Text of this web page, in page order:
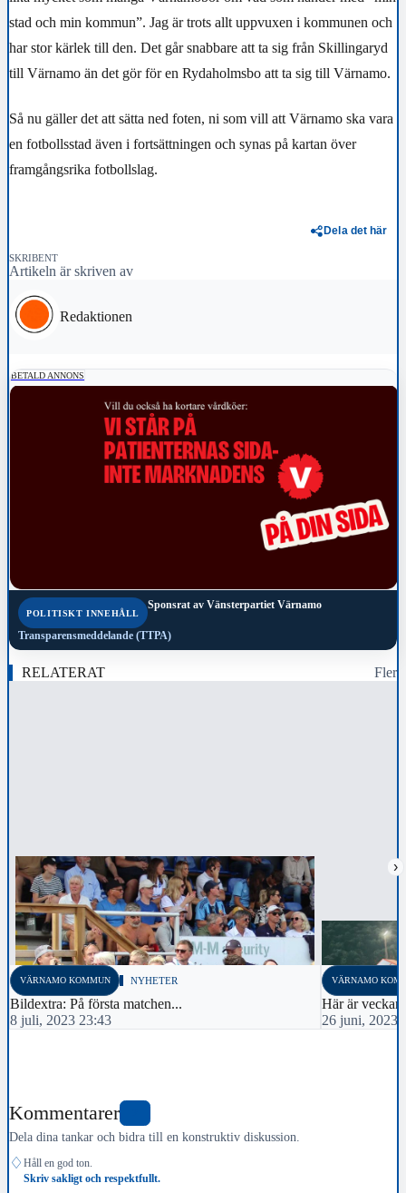
stad och min kommun”. Jag är trots allt uppvuxen i kommunen och
har stor kärlek till den. Det går snabbare att ta sig från Skillingaryd
till Värnamo än det gör för en Rydaholmsbo att ta sig till Värnamo.
Så nu gäller det att sätta ned foten, ni som vill att Värnamo ska vara
en fotbollsstad även i fortsättningen och synas på kartan över
framgångsrika fotbollslag.
Dela det här
SKRIBENT
Artikeln är skriven av
Redaktionen
BETALD ANNONS
POLITISKT INNEHÅLL
Sponsrat av Vänsterpartiet Värnamo
Transparensmeddelande (TTPA)
RELATERAT Fler
›
VÄRNAMO KOMMUN NYHETER
Bildextra: På första matchen...
8 juli, 2023 23:43
VÄRNAMO
Här är
26 juni, 2023
Kommentarer
Dela dina tankar och bidra till en konstruktiv diskussion.
♢ Håll en god ton.
Skriv sakligt och respektfullt.